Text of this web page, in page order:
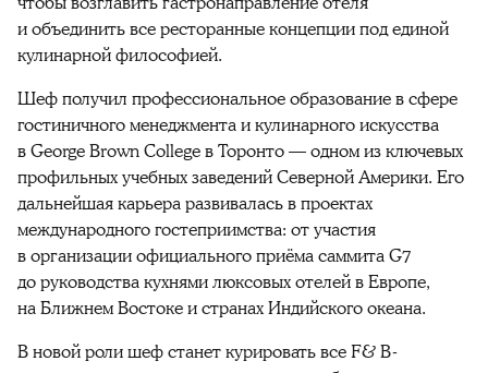
и объединить все ресторанные концепции под единой
кулинарной философией.
Шеф получил профессиональное образование в сфере
гостиничного менеджмента и кулинарного искусства
в George Brown College в Торонто — одном из ключевых
профильных учебных заведений Северной Америки. Его
дальнейшая карьера развивалась в проектах
международного гостеприимства: от участия
в организации официального приёма саммита G7
до руководства кухнями люксовых отелей в Европе,
на Ближнем Востоке и странах Индийского океана.
В новой роли шеф станет курировать все F& B-